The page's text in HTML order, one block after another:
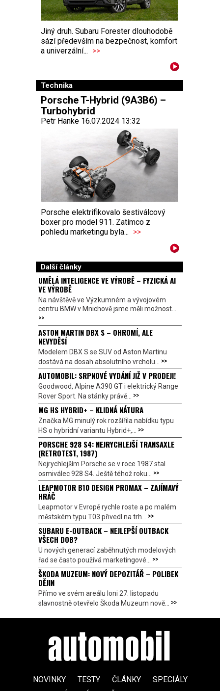
Jiný druh. Subaru Forester dlouhodobě
sází především na bezpečnost, komfort
a univerzální... >>
Technika
Porsche T-Hybrid (9A3B6) –
Turbohybrid
Petr Hanke 16.07.2024 13:32
Porsche elektrifikovalo šestiválcový
boxer pro model 911. Zatímco z
pohledu marketingu byla... >>
Další články
UMĚLÁ INTELIGENCE VE VÝROBĚ – FYZICKÁ AI
VE VÝROBĚ
Na návštěvě ve Výzkumném a vývojovém
centru BMW v Mnichově jsme měli možnost...
>>
ASTON MARTIN DBX S – OHROMÍ, ALE
NEVYDĚSÍ
Modelem DBX S se SUV od Aston Martinu
dostává na dosah absolutního vrcholu... >>
AUTOMOBIL: SRPNOVÉ VYDÁNÍ JIŽ V PRODEJI!
Goodwood, Alpine A390 GT i elektrický Range
Rover Sport. Na stánky právě... >>
MG HS HYBRID+ – KLIDNÁ NÁTURA
Značka MG minulý rok rozšířila nabídku typu
HS o hybridní variantu Hybrid+,... >>
PORSCHE 928 S4: NEJRYCHLEJŠÍ TRANSAXLE
(RETROTEST, 1987)
Nejrychlejším Porsche se v roce 1987 stal
osmiválec 928 S4. Ještě téhož roku... >>
LEAPMOTOR B10 DESIGN PROMAX – ZAJÍMAVÝ
HRÁČ
Leapmotor v Evropě rychle roste a po malém
městském typu T03 přivedl na trh... >>
SUBARU E-OUTBACK – NEJLEPŠÍ OUTBACK
VŠECH DOB?
U nových generací zaběhnutých modelových
řad se často používá marketingové... >>
ŠKODA MUZEUM: NOVÝ DEPOZITÁŘ – POLIBEK
DĚJIN
Přímo ve svém areálu loni 27. listopadu
slavnostně otevřelo Škoda Muzeum nově... >>
NOVINKY TESTY ČLÁNKY
SPECIÁLY